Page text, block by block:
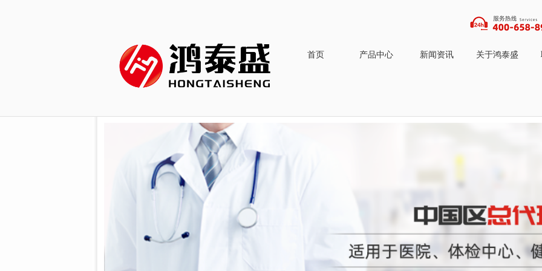
首页 产品中心 新闻资讯 关于鸿泰盛